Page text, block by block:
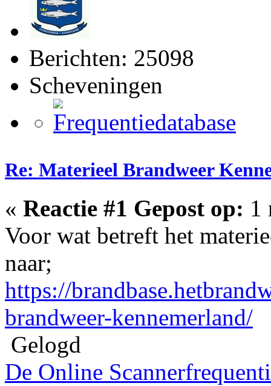
Berichten: 25098
Scheveningen
Re: Materieel Brandweer
« Reactie #1 Gepost op: 1
Voor wat betreft het
naar;
https://
brandweer-kennemerland/
Gelogd
De Online